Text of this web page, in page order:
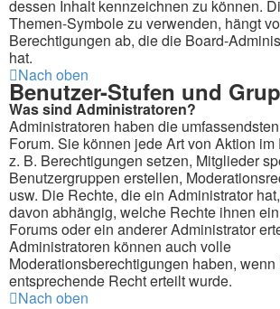
dessen Inhalt kennzeichnen zu können.
Themen-Symbole zu verwenden, hängt
Berechtigungen ab, die die Board-
hat.
Nach oben
Benutzer-Stufen und
Was sind Administratoren?
Administratoren haben die
Forum. Sie können jede Art von Aktion im
z. B. Berechtigungen setzen, Mitglieder
Benutzergruppen erstellen,
usw. Die Rechte, die ein Administrator
davon abhängig, welche Rechte ihnen
Forums oder ein anderer Administrator
Administratoren können auch volle
Moderationsberechtigungen haben,
entsprechende Recht erteilt wurde.
Nach oben